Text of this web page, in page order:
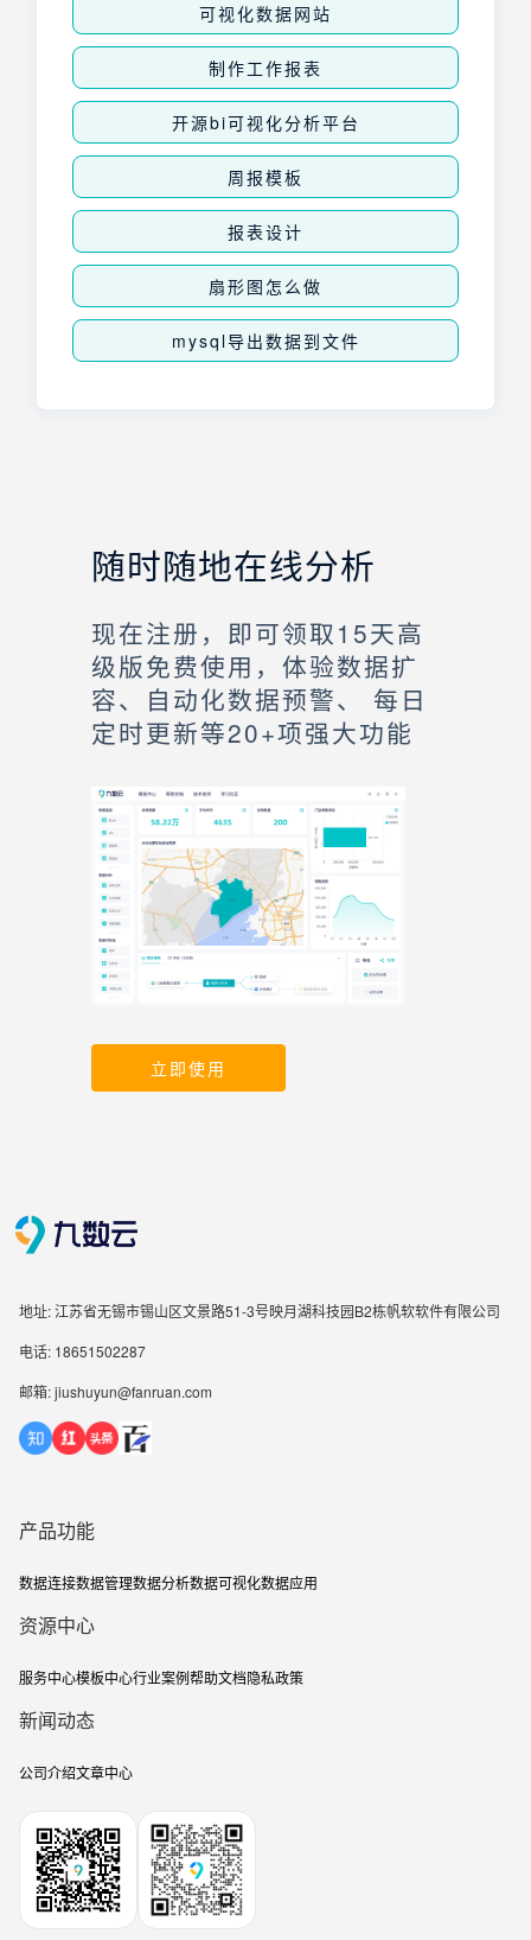
可视化数据网站
制作工作报表
开源bi可视化分析平台
周报模板
报表设计
扇形图怎么做
mysql导出数据到文件
随时随地在线分析
现在注册，即可领取15天高
级版免费使用，体验数据扩
容、自动化数据预警、 每日
定时更新等20+项强大功能
立即使用
地址: 江苏省无锡市锡山区文景路51-3号映月湖科技园B2栋帆软软件有限公司
电话: 18651502287
邮箱: jiushuyun@fanruan.com
产品功能
数据连接数据管理数据分析数据可视化数据应用
资源中心
服务中心模板中心行业案例帮助文档隐私政策
新闻动态
公司介绍文章中心